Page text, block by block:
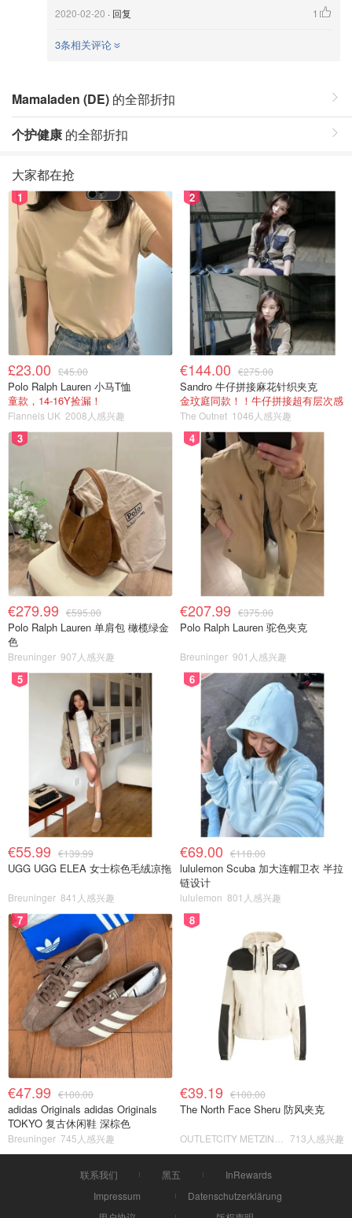
2020-02-20 · 回复 1
3条相关评论
Mamaladen (DE) 的全部折扣
个护健康 的全部折扣
大家都在抢
1
£23.00 £45.00
Polo Ralph Lauren 小马T恤
童款，14-16Y捡漏！
Flannels UK 2008人感兴趣
2
€144.00 €275.00
Sandro 牛仔拼接麻花针织夹克
金玟庭同款！！牛仔拼接超有层次感
The Outnet 1046人感兴趣
3
€279.99 €595.00
Polo Ralph Lauren 单肩包 橄榄绿金
色
Breuninger 907人感兴趣
4
€207.99 €375.00
Polo Ralph Lauren 驼色夹克
Breuninger 901人感兴趣
5
€55.99 €139.99
UGG UGG ELEA 女士棕色毛绒凉拖
Breuninger 841人感兴趣
6
€69.00 €118.00
lululemon Scuba 加大连帽卫衣 半拉
链设计
lululemon 801人感兴趣
7
€47.99 €100.00
adidas Originals adidas Originals
TOKYO 复古休闲鞋 深棕色
Breuninger 745人感兴趣
8
€39.19 €100.00
The North Face Sheru 防风夹克
713人感兴趣
联系我们 黑五
InRewards
Impressum
Datenschutzerklärung